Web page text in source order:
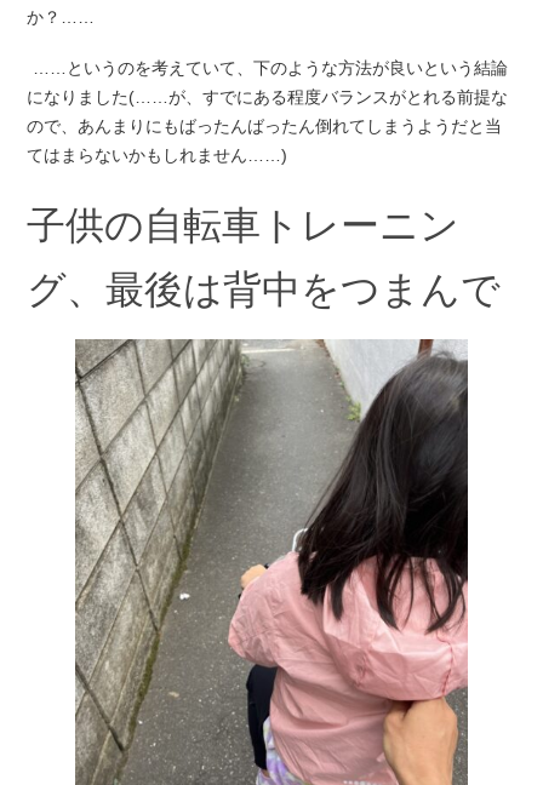
か？……
……というのを考えていて、下のような方法が良いという結論
になりました(……が、すでにある程度バランスがとれる前提な
ので、あんまりにもばったんばったん倒れてしまうようだと当
てはまらないかもしれません……)
子供の自転車トレーニン
グ、最後は背中をつまんで